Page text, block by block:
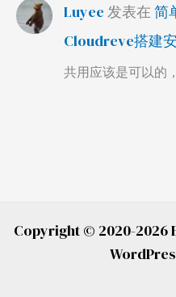
Luyee 发表在 简
Cloudreve搭建
共用应该是可以的
Copyright © 2020-2026